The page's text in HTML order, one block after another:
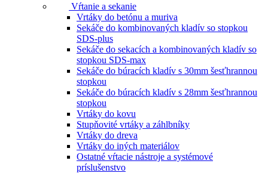
Vŕtanie a sekanie
Vrtáky do betónu a muriva
Sekáče do kombinovaných kladív so stopkou
SDS-plus
Sekáče do sekacích a kombinovaných kladív so
stopkou SDS-max
Sekáče do búracích kladív s 30mm šesťhrannou
stopkou
Sekáče do búracích kladív s 28mm šesťhrannou
stopkou
Vrtáky do kovu
Stupňovité vrtáky a záhlbníky
Vrtáky do dreva
Vrtáky do iných materiálov
Ostatné vŕtacie nástroje a systémové
príslušenstvo